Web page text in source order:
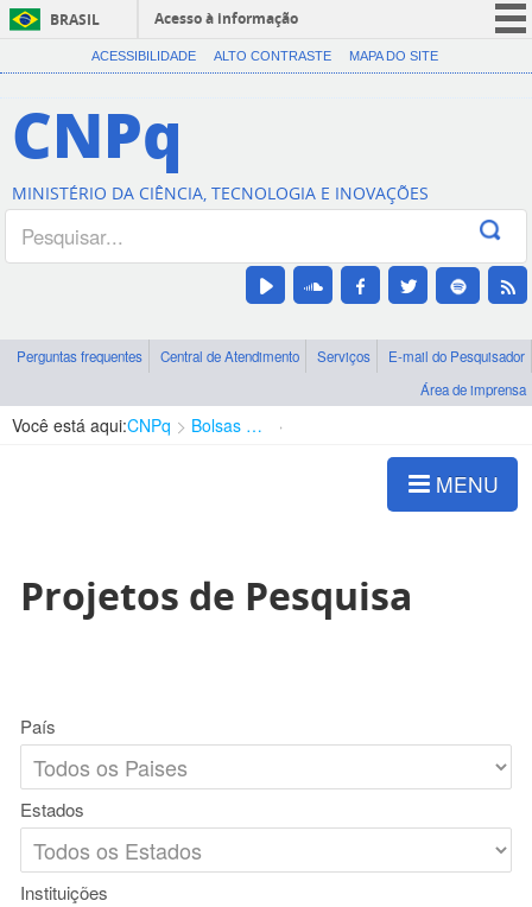
BRASIL
Acesso à informação
CORONAVÍRUS (COVID-19)
Canais
ACESSIBILIDADE ALTO CONTRASTE MAPA DO SITE
CNPq
MINISTÉRIO DA CIÊNCIA, TECNOLOGIA E INOVAÇÕES
Perguntas frequentes Central de Atendimento Serviços
E-mail do Pesquisador
Área de imprensa
Você está aqui:CNPq Bolsas e Auxílios Vigentes
MENU
Projetos de Pesquisa
País
Estados
Instituições